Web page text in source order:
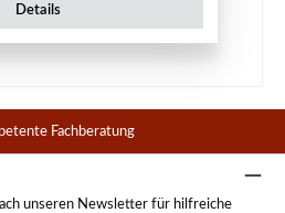
Details
Fachberatung
unseren Newsletter für hilfreiche